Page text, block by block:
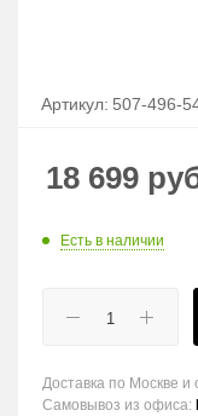
Артикул: 507-496-
18 699
Есть в наличии
Доставка по Москве и
Самовывоз из офиса: